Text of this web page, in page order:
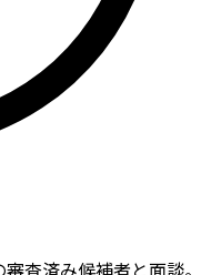
査済み候補者と面談。